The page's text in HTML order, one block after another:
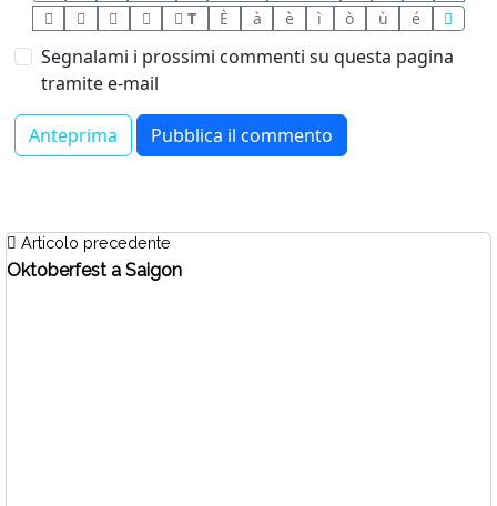
T
È à è ì ò ù é
Segnalami i prossimi commenti su questa pagina
tramite e-mail
Articolo precedente
Oktoberfest a Saigon